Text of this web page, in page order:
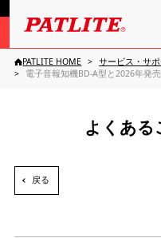
PATLITE HOME サービス・サポ
電子音報知機BD-A型と2026年発
よくある
戻る